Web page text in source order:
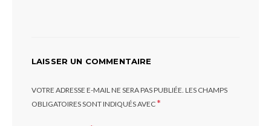
LAISSER UN COMMENTAIRE
VOTRE ADRESSE E-MAIL NE SERA PAS PUBLIÉE. LES CHAMPS
OBLIGATOIRES SONT INDIQUÉS AVEC*